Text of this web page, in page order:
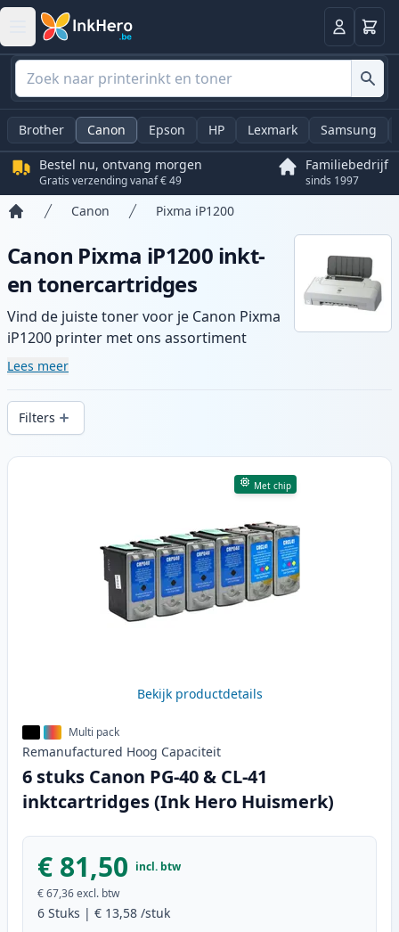
Log in
Brother Canon Epson HP Lexmark Samsung
Bestel nu, ontvang morgen
Gratis verzending vanaf € 49
Familiebedrijf
sinds 1997
Canon Pixma iP1200
Canon Pixma iP1200 inkt-
en tonercartridges
Vind de juiste toner voor je Canon Pixma
iP1200 printer met ons assortiment
compatibele en high-yield cartridges.
snelle levering vanuit lokale voorraad in .
Lees meer
Filters
Producten
Met chip
Bekijk productdetails
Multi pack
Remanufactured Hoog Capaciteit
6 stuks Canon PG-40 & CL-41
inktcartridges (Ink Hero Huismerk)
€ 81,50 incl. btw
€ 67,36excl. btw
6 Stuks | € 13,58 /stuk